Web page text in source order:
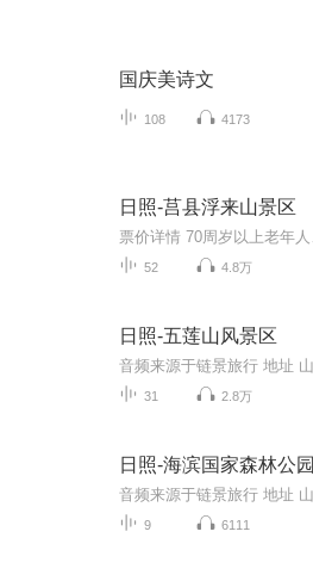
国庆美诗文
108 4173
日照-莒县浮来山景区
52 4.8万
日照-五莲山风景区
31 2.8万
日照-海滨国家森林公园
9 6111